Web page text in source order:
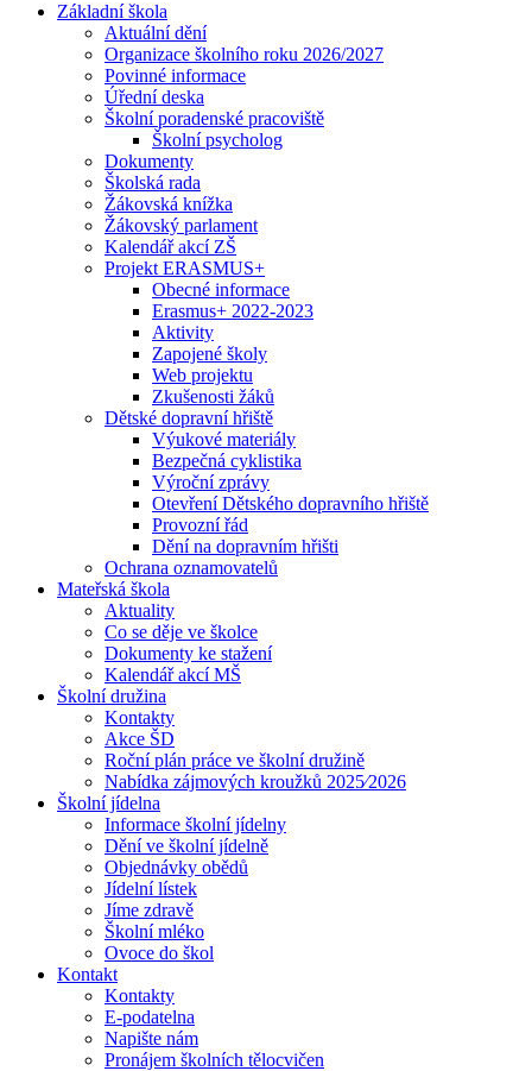
Základní škola
Aktuální dění
Organizace školního roku 2026/2027
Povinné informace
Úřední deska
Školní poradenské pracoviště
Školní psycholog
Dokumenty
Školská rada
Žákovská knížka
Žákovský parlament
Kalendář akcí ZŠ
Projekt ERASMUS+
Obecné informace
Erasmus+ 2022-2023
Aktivity
Zapojené školy
Web projektu
Zkušenosti žáků
Dětské dopravní hřiště
Výukové materiály
Bezpečná cyklistika
Výroční zprávy
Otevření Dětského dopravního hřiště
Provozní řád
Dění na dopravním hřišti
Ochrana oznamovatelů
Mateřská škola
Aktuality
Co se děje ve školce
Dokumenty ke stažení
Kalendář akcí MŠ
Školní družina
Kontakty
Akce ŠD
Roční plán práce ve školní družině
Nabídka zájmových kroužků 2025⁄2026
Školní jídelna
Informace školní jídelny
Dění ve školní jídelně
Objednávky obědů
Jídelní lístek
Jíme zdravě
Školní mléko
Ovoce do škol
Kontakt
Kontakty
E-podatelna
Napište nám
Pronájem školních tělocvičen